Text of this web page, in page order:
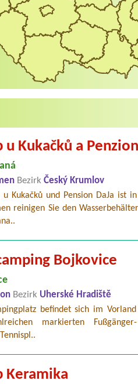
u Kukačků a
Bezirk Český Krumlov
u Kukačků und Pension DaJa ist
reinigen Sie den
Bojkovice
Bezirk Uherské Hradiště
befindet sich im
markierten
Keramika